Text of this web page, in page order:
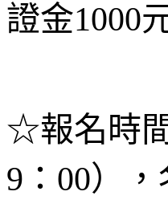
證金1000
☆報名時
9：00）